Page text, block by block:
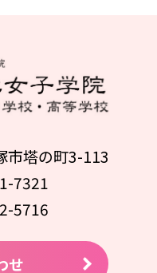
市塔の町3-113
7321
5716
せ